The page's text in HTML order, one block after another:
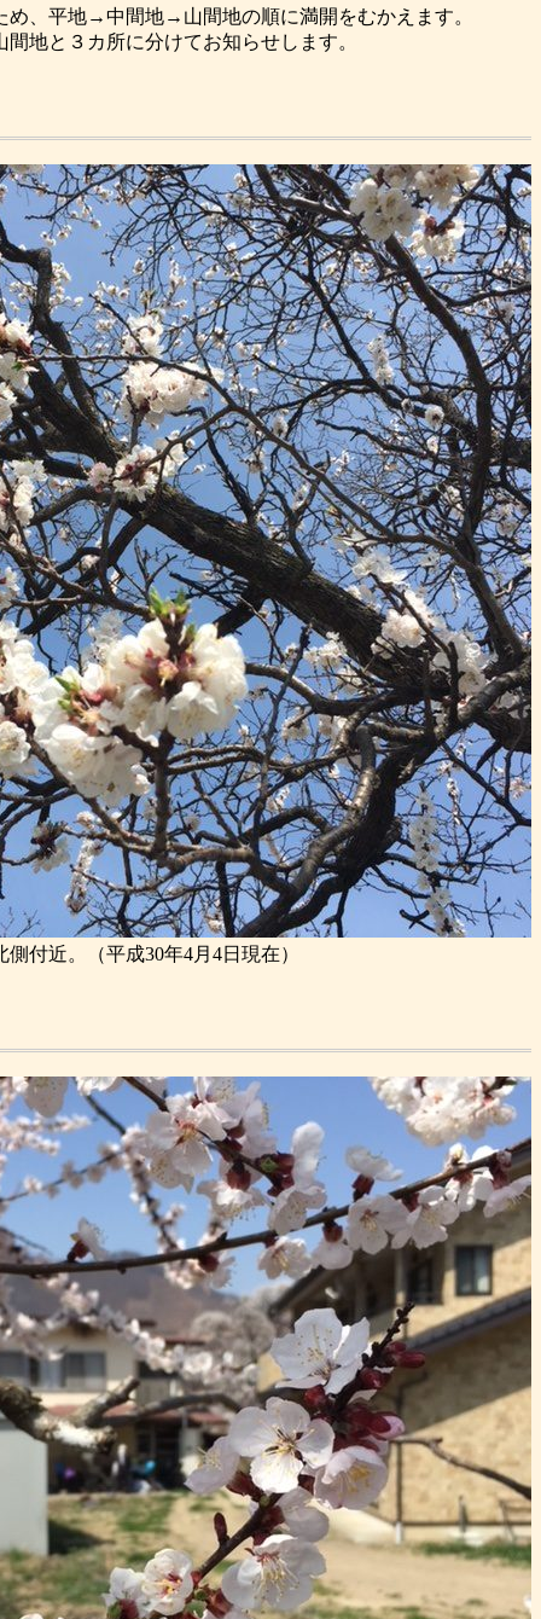
め、平地→中間地→山間地の順に満開をむかえます。
地と３カ所に分けてお知らせします。
付近。（平成30年4月4日現在）